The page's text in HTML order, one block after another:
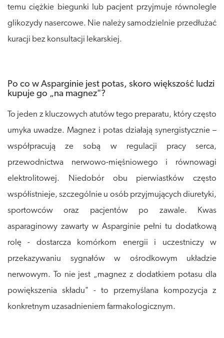
temu ciężkie biegunki lub pacjent przyjmuje równolegle
glikozydy nasercowe. Nie należy samodzielnie przedłużać
kuracji bez konsultacji lekarskiej.
Po co w Asparginie jest potas, skoro większość ludzi
kupuje go „na magnez"?
To jeden z kluczowych atutów tego preparatu, który często
umyka uwadze. Magnez i potas działają synergistycznie –
współpracują ze sobą w regulacji pracy serca,
przewodnictwa nerwowo-mięśniowego i równowagi
elektrolitowej. Niedobór obu pierwiastków często
współistnieje, szczególnie u osób przyjmujących diuretyki,
sportowców oraz pacjentów po zawale. Kwas
asparaginowy zawarty w Asparginie pełni tu dodatkową
rolę - dostarcza komórkom energii i uczestniczy w
przekazywaniu sygnałów w ośrodkowym układzie
nerwowym. To nie jest „magnez z dodatkiem potasu dla
powiększenia składu" - to przemyślana kompozycja z
konkretnym uzasadnieniem farmakologicznym.